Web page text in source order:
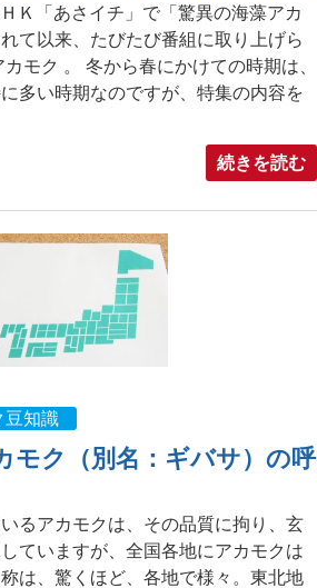
Ｋ「あさイチ」で「驚異の海藻アカ
て以来、たびたび番組に取り上げら
モク 。 冬から春にかけての時期は、
多い時期なのですが、特集の内容を
続きを読む
豆知識
モク（別名：ギバサ）の呼
るアカモクは、その品質に拘り、玄
ていますが、全国各地にアカモクは
は、驚くほど、各地で様々。東北地